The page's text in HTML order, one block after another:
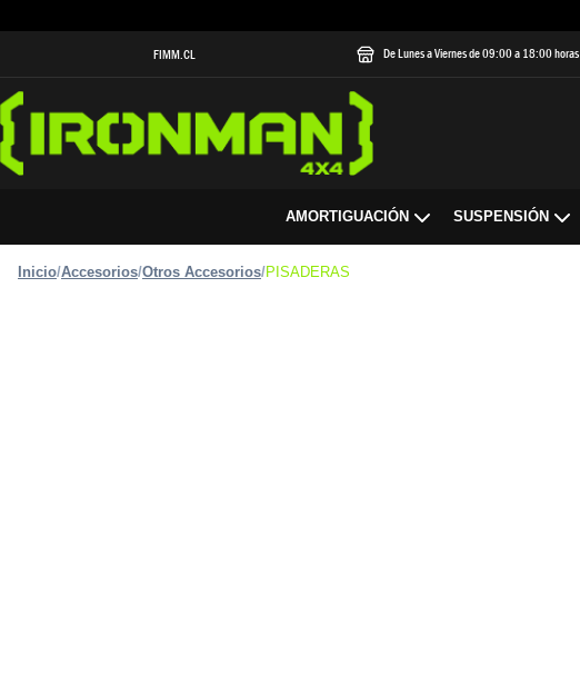
FIMM.CL De Lunes a Viernes de 09:00 a 18:00 horas
AMORTIGUACIÓN SUSPENSIÓN
Inicio/Accesorios/Otros Accesorios/PISADERAS